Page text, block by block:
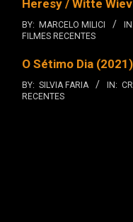
Heresy / Witte
BY: MARCELO MILICI IN:
FILMES RECENTES
O Sétimo Dia (2021)
BY: SILVIA FARIA IN:
RECENTES